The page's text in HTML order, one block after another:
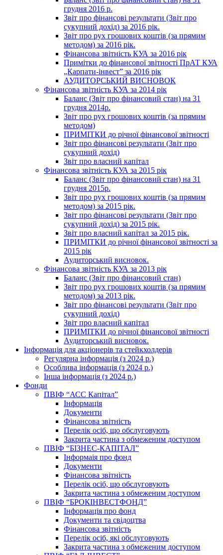
грудня 2016 р.
Звіт про фінансові результати (Звіт про
сукупний дохід) за 2016 рік.
Звіт про рух грошових коштів (за прямим
методом) за 2016 рік.
Фінансова звітність КУА за 2016 рік
Примітки до фінансової звітності ПрАТ КУА
„Карпати-інвест” за 2016 рік
АУДИТОРСЬКИЙ ВИСНОВОК
Фінансова звітність КУА за 2014 рік
Баланс (Звіт про фінансовий стан) на 31
грудня 2014р.
Звіт про рух грошових коштів (за прямим
методом)
ПРИМІТКИ до річної фінансової звітності
Звіт про фінансові результати (Звіт про
сукупний дохід)
Звіт про власний капітал
Фінансова звітність КУА за 2015 рік
Баланс (Звіт про фінансовий стан) на 31
грудня 2015р.
Звіт про рух грошових коштів (за прямим
методом) за 2015 рік.
Звіт про фінансові результати (Звіт про
сукупний дохід) за 2015 рік.
Звіт про власний капітал за 2015 рік.
ПРИМІТКИ до річної фінансової звітності за
2015 рік
Аудиторський висновок.
Фінансова звітність КУА за 2013 рік
Баланс (Звіт про фінансовий стан)
Звіт про рух грошових коштів (за прямим
методом) за 2013 рік.
Звіт про фінансові результати (Звіт про
сукупний дохід)
Звіт про власний капітал
ПРИМІТКИ до річної фінансової звітності
Аудиторський висновок.
Інформація для акціонерів та стейкхолдерів
Регулярна інформація (з 2024 р.)
Особлива інформація (з 2024 р.)
Інша інформація (з 2024 р.)
Фонди
ПВІФ “АСС Капітал”
Інформація
Документи
Фінансова звітність
Перелік осіб, що обслуговують
Закрита частина з обмеженим доступом
ПВІФ “БІЗНЕС-КАПІТАЛ”
Інформаія про фонд
Документи
Фінансова звітність
Перелік осіб, що обслуговують
Закрита частина з обмеженим доступом
ПВІФ “БРОКІНВЕСТФОНД”
Інформація про фонд
Документи та свідоцтва
Фінансова звітність
Перелік осіб, які обслуговують
Закрита частина з обмеженим доступом